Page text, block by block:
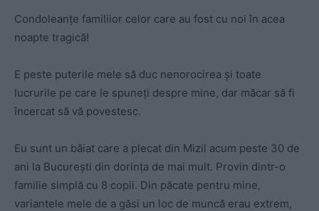
Condoleanțe familiior celor care au fost cu noi în acea
noapte tragică!
E peste puterile mele să duc nenorocirea și toate
lucrurile pe care le spuneți despre mine, dar măcar să fi
încercat să vă povestesc.
Eu sunt un băiat care a plecat din Mizil acum peste 30 de
ani la București din dorința de mai mult. Provin dintr-o
familie simplă cu 8 copii. Din păcate pentru mine,
variantele mele de a găsi un loc de muncă erau extrem,